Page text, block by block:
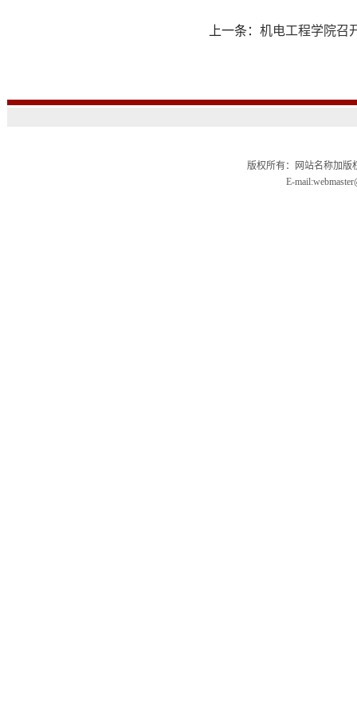
上一条： 机电工程学院召
版权所有：网站名称加
E-